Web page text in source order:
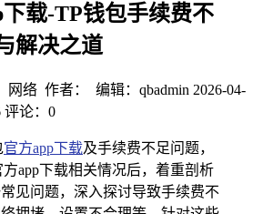
载-TP钱包手续费不
解决之道
网络 作者： 编辑：qbadmin 2026-04-
评论：0
官方app下载及手续费不足问题，
app下载相关情况后，着重剖析
见问题，深入探讨导致手续费不